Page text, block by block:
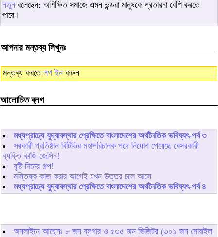
নতুন বলেছেন: অশিক্ষিত সমাজে এমন ভন্ডরা মানুষকে প্রতারনা বেশি করতে
পারে।
আপনার মন্তব্য লিখুনঃ
মন্তব্য করতে লগ ইন করুন
আলোচিত ব্লগ
মধ্যপ্রাচ্যে যুদ্বাবস্থার প্রেক্ষিতে বাংলাদেশের অর্থনৈতিক ভবিষ্যৎ-পর্ব ৩
সরকারী প্রতিষ্ঠান বিটিভির মহাপরিচালক পদে নিয়োগ পেয়েছে বেসরকারী
ব্যক্তি কাজি জেসিন!
বৃষ্টি দিনের গল্প!
মস্তিষ্ক কাজ করার আগেই যখন উত্তর চলে আসে
মধ্যপ্রাচ্যে যুদ্বাবস্থার প্রেক্ষিতে বাংলাদেশের অর্থনৈতিক ভবিষ্যৎ-পর্ব ৪
অনলাইনে আছেনঃ ৮জন ব্লগার ও ৫৩৫ জন ভিজিটর (৩০১ জন মোবাইল